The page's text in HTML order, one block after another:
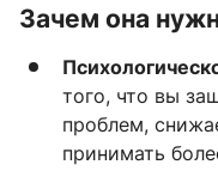
Зачем она
того, что вы
проблем,
принимать